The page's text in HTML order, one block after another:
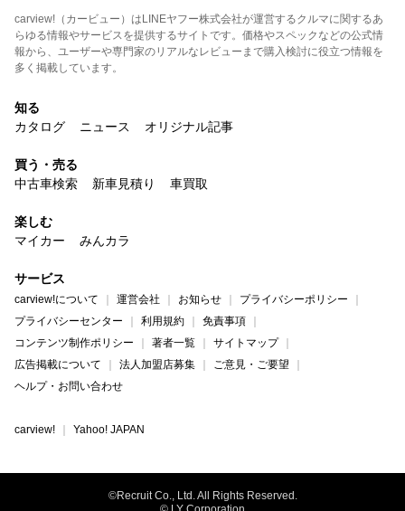
carview!（カービュー）はLINEヤフー株式会社が運営するクルマに関するあ
らゆる情報やサービスを提供するサイトです。価格やスペックなどの公式情
報から、ユーザーや専門家のリアルなレビューまで購入検討に役立つ情報を
多く掲載しています。
知る
カタログ
ニュース オリジナル記事
買う・売る
中古車検索
新車見積り 車買取
楽しむ
マイカー
みんカラ
サービス
carview!について 運営会社 お知らせ
プライバシーポリシー
プライバシーセンター
利用規約
免責事項
コンテンツ制作ポリシー
著者一覧
サイトマップ
広告掲載について
法人加盟店募集
ご意見・ご要望
ヘルプ・お問い合わせ
carview! Yahoo! JAPAN
©Recruit Co., Ltd. All Rights Reserved.